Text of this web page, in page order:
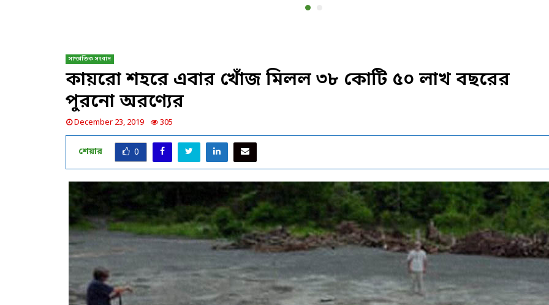
সাম্প্রতিক সংবাদ
কায়রো শহরে এবার খোঁজ মিলল ৩৮ কোটি ৫০ লাখ বছরের
পুরনো অরণ্যের
December 23, 2019 305
শেয়ার 0